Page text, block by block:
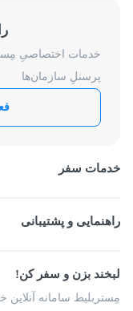
خدمات اختصاصیِ
پرسنلِ سازمان‌ها
خدمات سفر
بلیط قطار
راهنمایی و پشتیبانی
شرایط و مقررات
راهکار سازمانی
لبخند بزن و سفر کن!
مِستربلیط سامانه آنلاین